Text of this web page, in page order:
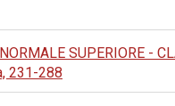
SUPERIORE -
231-288